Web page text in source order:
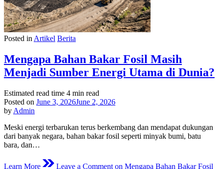
Posted in Artikel Berita
Mengapa Bahan Bakar Fosil Masih
Menjadi Sumber Energi Utama di Dunia?
Estimated read time 4 min read
Posted on June 3, 2026June 2, 2026
by Admin
Meski energi terbarukan terus berkembang dan mendapat dukungan
dari banyak negara, bahan bakar fosil seperti minyak bumi, batu
bara, dan…
Learn More Leave a Comment on Mengapa Bahan Bakar Fosil